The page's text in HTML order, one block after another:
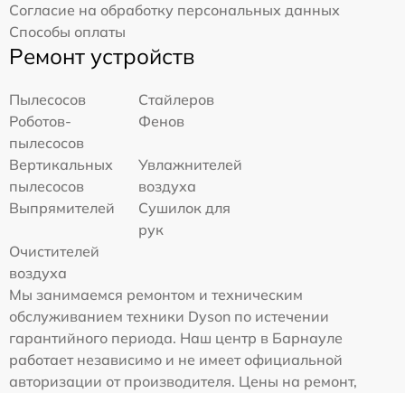
Согласие на обработку персональных данных
Способы оплаты
Ремонт устройств
Пылесосов
Стайлеров
Роботов-
пылесосов
Фенов
Вертикальных
пылесосов
Увлажнителей
воздуха
Выпрямителей
Сушилок для
рук
Очистителей
воздуха
Мы занимаемся ремонтом и техническим
обслуживанием техники Dyson по истечении
гарантийного периода. Наш центр в Барнауле
работает независимо и не имеет официальной
авторизации от производителя. Цены на ремонт,